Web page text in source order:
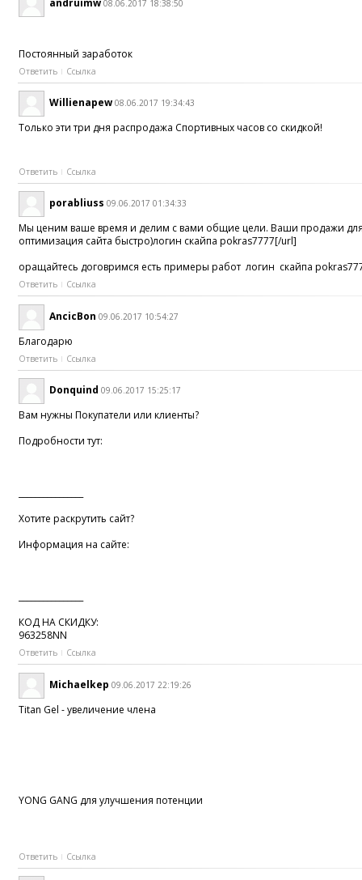
08.06.2017 18:38:50
Постоянный заработок
Ответить Ссылка
Willienapew 08.06.2017 19:34:43
Только эти три дня распродажа Спортивных часов со скидкой!
Ответить Ссылка
porabliuss 09.06.2017 01:34:33
Мы ценим ваше время и делим с вами общие цели. Ваши продажи
оптимизация сайта быстро)логин скайпа pokras7777[/url]
оращайтесь договримся есть примеры работ логин скайпа
Ответить Ссылка
AncicBon 09.06.2017 10:54:27
Благодарю
Ответить Ссылка
Donquind 09.06.2017 15:25:17
Вам нужны Покупатели или клиенты?
Подробности тут:
Хотите раскрутить сайт?
Информация на сайте:
КОД НА СКИДКУ:
963258NN
Ответить Ссылка
Michaelkep 09.06.2017 22:19:26
Titan Gel - увеличение члена
YONG GANG для улучшения потенции
Ответить Ссылка